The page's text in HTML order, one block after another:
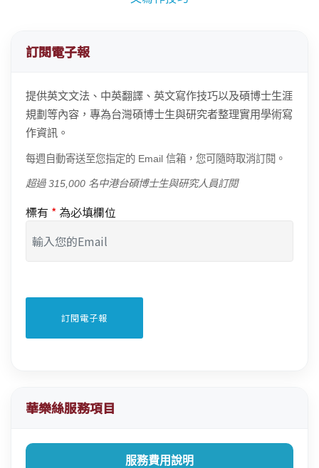
訂閱電子報
提供英文文法、中英翻譯、英文寫作技巧以及碩博士生涯
規劃等內容，專為台灣碩博士生與研究者整理實用學術寫
作資訊。
每週自動寄送至您指定的 Email 信箱，您可隨時取消訂閱。
超過 315,000 名中港台碩博士生與研究人員訂閱
標有 * 為必填欄位
華樂絲服務項目
服務費用說明